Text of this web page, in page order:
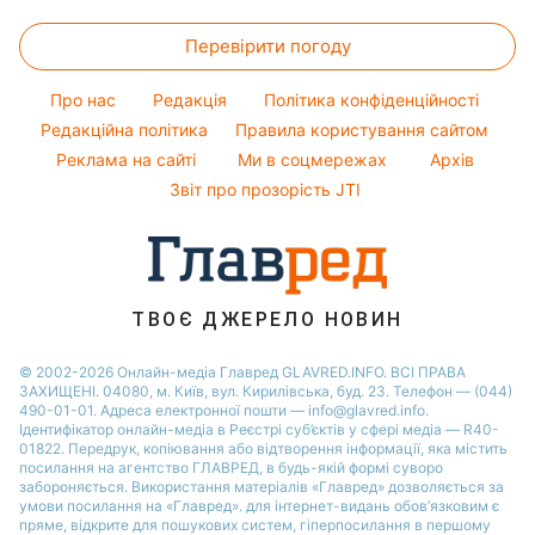
Новини Харкова
Новини Полтави
Новини Сум
Новини Черкаси
Новини Рівного
Настя Каменських
Віталій Козловський
Потап
Софія Ротару
Ольга Сумська
Жіночі стрижки
Фарбування волосся
Гарний манікюр
Народні прикмети
Усе про шоу-бізнес
Прості страви
Легкі десерти
Напої
Святкове меню
Перевірити погоду
Про нас Редакція
Політика конфіденційності
Редакційна політика
Правила користування сайтом
Реклама на сайті
Ми в соцмережах
Архів
Звіт про прозорість JTI
ТВОЄ ДЖЕРЕЛО НОВИН
© 2002-2026 Онлайн-медіа Главред GLAVRED.INFO. ВСІ ПРАВА
ЗАХИЩЕНІ. 04080, м. Київ, вул. Кирилівська, буд. 23. Телефон — (044)
490-01-01. Адреса електронної пошти — info@glavred.info.
Ідентифікатор онлайн-медіа в Реєстрі суб’єктів у сфері медіа — R40-
01822. Передрук, копіювання або відтворення інформації, яка містить
посилання на агентство ГЛАВРЕД, в будь-якій формi суворо
забороняється. Використання матеріалів «Главред» дозволяється за
умови посилання на «Главред». для інтернет-видань обов’язковим є
пряме, відкрите для пошукових систем, гіперпосилання в першому